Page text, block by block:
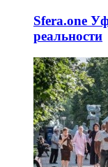
Sfera.one
реальности